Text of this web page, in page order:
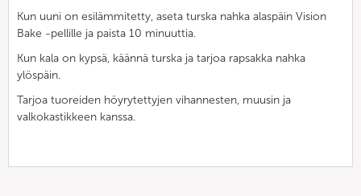
Kun uuni on esilämmitetty, aseta turska nahka alaspäin Vision
Bake -pellille ja paista 10 minuuttia.
Kun kala on kypsä, käännä turska ja tarjoa rapsakka nahka
ylöspäin.
Tarjoa tuoreiden höyrytettyjen vihannesten, muusin ja
valkokastikkeen kanssa.